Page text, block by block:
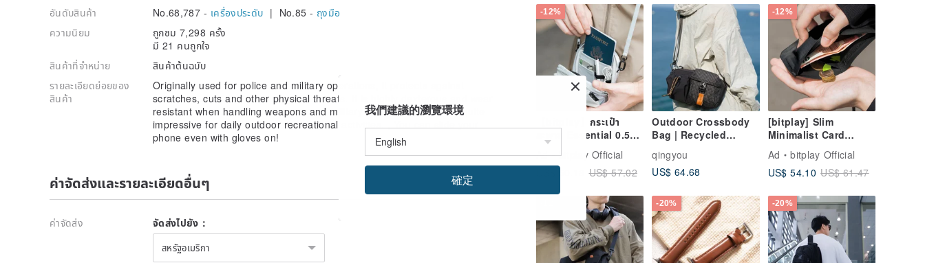
-12%
【bitplay】กระเป๋า
สะพาย Essential 0.5L
ขนาดพกพา | กระเป๋า
Ad
bitplay Official
US$ 50.18
US$ 57.02
Outdoor Crossbody
Bag | Recycled
Fabric | Multi-Pocket
Design | Black
qingyou
US$ 64.68
-12%
[bitplay] Slim
Minimalist Card
Holder
Ad
bitplay Official
US$ 54.10 US$ 61.47
-20% -20%
【Precautions】
When washing, the water temperature should not exceed 25°C, and it should not be
soaked for more than 5 minutes. It is normal to have slight pigment residue after soaking.
Remind you! Please wash light-colored clothes separately from dark-colored clothes to
avoid staining.
Note: Wash in warm water, do not machine wash, air dry, do not tumble dry and iron, do
not use bleach for washing.
อันดับสินค้า
No.68,787 - เครื่องประดับ | No.85 - ถุงมือ
ความนิยม
ถูกชม 7,298 ครั้ง
มี 21 คนถูกใจ
สินค้าที่จำหน่าย
สินค้าต้นฉบับ
รายละเอียดย่อยของ
สินค้า
Originally used for police and military operations, it protects against
scratches, cuts and other physical threats. It is highly dexterous and wear-
resistant when handling weapons and military equipment. It is also quite
impressive for daily outdoor recreational activities. , You can slide your
phone even with gloves on!
ค่าจัดส่งและรายละเอียดอื่นๆ
ค่าจัดส่ง จัดส่งไปยัง：
สหรัฐอเมริกา
我們建議的瀏覽環境
確定